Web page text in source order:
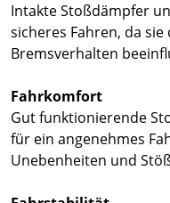
Intakte Stoßdämpfer
sicheres Fahren, da
Bremsverhalten
Fahrkomfort
Gut funktionierende
für ein angenehmes
Unebenheiten und